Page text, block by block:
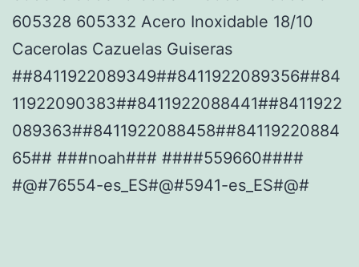
605328 605332 Acero Inoxidable 18/10
Cacerolas Cazuelas Guiseras
##8411922089349##8411922089356##84
11922090383##8411922088441##8411922
089363##8411922088458##84119220884
65## ###noah### ####559660####
#@#76554-es_ES#@#5941-es_ES#@#